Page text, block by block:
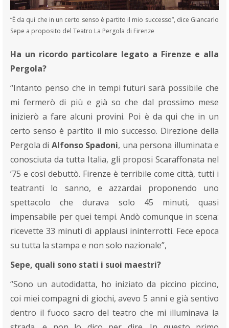
“È da qui che in un certo senso è partito il mio successo”, dice Giancarlo
Sepe a proposito del Teatro La Pergola di Firenze
Ha un ricordo particolare legato a Firenze e alla
Pergola?
“Intanto penso che in tempi futuri sarà possibile che
mi fermerò di più e già so che dal prossimo mese
inizierò a fare alcuni provini. Poi è da qui che in un
certo senso è partito il mio successo. Direzione della
Pergola di Alfonso Spadoni, una persona illuminata e
conosciuta da tutta Italia, gli proposi Scaraffonata nel
’75 e così debuttò. Firenze è terribile come città, tutti i
teatranti lo sanno, e azzardai proponendo uno
spettacolo che durava solo 45 minuti, quasi
impensabile per quei tempi. Andò comunque in scena:
ricevette 33 minuti di applausi ininterrotti. Fece epoca
su tutta la stampa e non solo nazionale”,
Sepe, quali sono stati i suoi maestri?
“Sono un autodidatta, ho iniziato da piccino piccino,
coi miei compagni di giochi, avevo 5 anni e già sentivo
dentro il fuoco sacro del teatro che mi illuminava la